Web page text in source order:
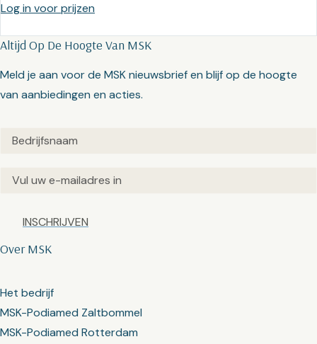
Log in voor prijzen
Over MSK
Het bedrijf
MSK-Podiamed Zaltbommel
MSK-Podiamed Rotterdam
Altijd Op De Hoogte Van MSK
Meld je aan voor de MSK nieuwsbrief en blijf op de hoogte
van aanbiedingen en acties.
Untitled(Vereist)
Email(Vereist)
Captcha